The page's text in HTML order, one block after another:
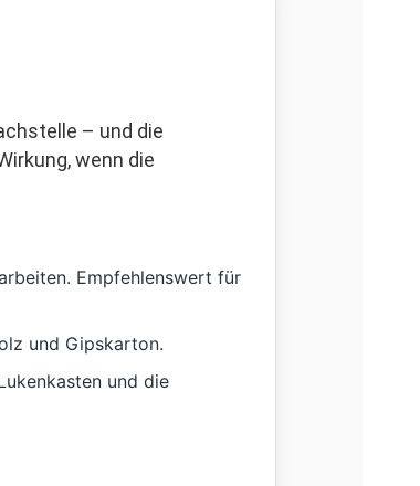
– und die
wenn die
Empfehlenswert für
und Gipskarton.
und die